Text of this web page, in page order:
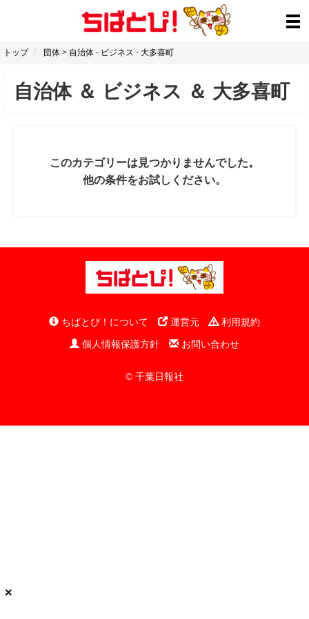
トップ 団体 > 自治体 - ビジネス - 大多喜町
自治体＆ ビジネス ＆ 大多喜町
このカテゴリーは見つかりませんでした。
他の条件をお試しください。
ちばとぴ！について 運営元
利用規約
個人情報保護方針
お問い合わせ
© 千葉日報社
×